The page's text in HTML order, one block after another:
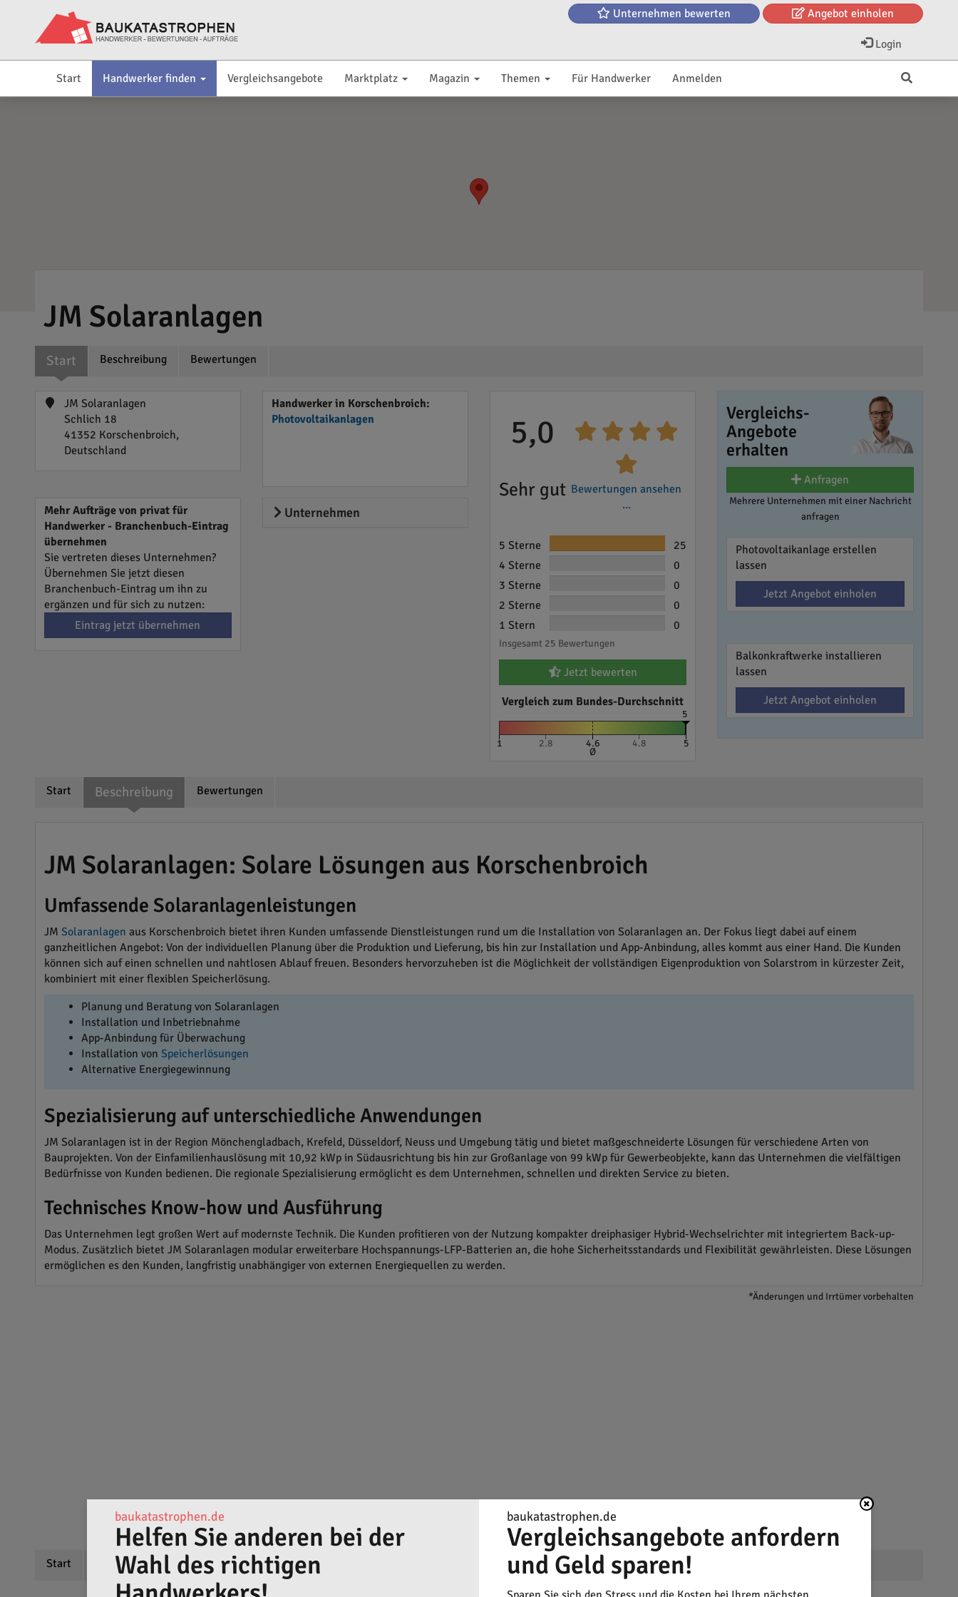
Unternehmen bewerten Angebot einholen
Login
Start Handwerker finden Vergleichsangebote Marktplatz Magazin Themen Für Handwerker Anmelden
JM Solaranlagen
Start Beschreibung Bewertungen
JM Solaranlagen
Schlich 18
41352 Korschenbroich,
Deutschland
Handwerker in Korschenbroich:
Photovoltaikanlagen
Mehr Aufträge von privat für
Handwerker - Branchenbuch-Eintrag
übernehmen
Sie vertreten dieses Unternehmen?
Übernehmen Sie jetzt diesen
Branchenbuch-Eintrag um ihn zu
ergänzen und für sich zu nutzen:
Eintrag jetzt übernehmen
Unternehmen
5,0
Sehr gut Bewertungen ansehen
...
5 Sterne
25
4 Sterne
0
3 Sterne
0
2 Sterne
0
1 Stern
0
Insgesamt 25 Bewertungen
Jetzt bewerten
Vergleich zum Bundes-Durchschnitt
5
1 2.8 4.6
Ø
4.8 5
Vergleichs-
Angebote
erhalten
Anfragen
Mehrere Unternehmen mit einer Nachricht
anfragen
Photovoltaikanlage erstellen
lassen
Jetzt Angebot einholen
Balkonkraftwerke installieren
lassen
Jetzt Angebot einholen
Start Beschreibung Bewertungen
JM Solaranlagen: Solare Lösungen aus Korschenbroich
Umfassende Solaranlagenleistungen
JM Solaranlagen aus Korschenbroich bietet ihren Kunden umfassende Dienstleistungen rund um die Installation von Solaranlagen an. Der Fokus liegt dabei auf einem
ganzheitlichen Angebot: Von der individuellen Planung über die Produktion und Lieferung, bis hin zur Installation und App-Anbindung, alles kommt aus einer Hand. Die Kunden
können sich auf einen schnellen und nahtlosen Ablauf freuen. Besonders hervorzuheben ist die Möglichkeit der vollständigen Eigenproduktion von Solarstrom in kürzester Zeit,
kombiniert mit einer flexiblen Speicherlösung.
Planung und Beratung von Solaranlagen
Installation und Inbetriebnahme
App-Anbindung für Überwachung
Installation von Speicherlösungen
Alternative Energiegewinnung
Spezialisierung auf unterschiedliche Anwendungen
JM Solaranlagen ist in der Region Mönchengladbach, Krefeld, Düsseldorf, Neuss und Umgebung tätig und bietet maßgeschneiderte Lösungen für verschiedene Arten von
Bauprojekten. Von der Einfamilienhauslösung mit 10,92 kWp in Südausrichtung bis hin zur Großanlage von 99 kWp für Gewerbeobjekte, kann das Unternehmen die vielfältigen
Bedürfnisse von Kunden bedienen. Die regionale Spezialisierung ermöglicht es dem Unternehmen, schnellen und direkten Service zu bieten.
Technisches Know-how und Ausführung
Das Unternehmen legt großen Wert auf modernste Technik. Die Kunden profitieren von der Nutzung kompakter dreiphasiger Hybrid-Wechselrichter mit integriertem Back-up-
Modus. Zusätzlich bietet JM Solaranlagen modular erweiterbare Hochspannungs-LFP-Batterien an, die hohe Sicherheitsstandards und Flexibilität gewährleisten. Diese Lösungen
ermöglichen es den Kunden, langfristig unabhängiger von externen Energiequellen zu werden.
*Änderungen und Irrtümer vorbehalten
Start Beschreibung Bewertungen
baukatastrophen.de
Helfen Sie anderen bei der
Wahl des richtigen
baukatastrophen.de
Vergleichsangebote anfordern
und Geld sparen!